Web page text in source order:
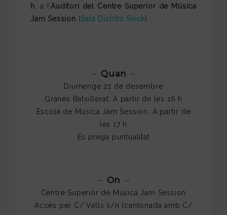
h , a l’Auditori del Centre Superior de Música
Jam Session (Sala Distrito Rock).
–Quan –
Diumenge 21 de desembre
Granés Batxillerat: A partir de les 16 h
Escola de Música Jam Session: A partir de
les 17 h
Es prega puntualitat
– On –
Centre Superior de Música Jam Session
Accés per C/ Valls s/n (cantonada amb C/